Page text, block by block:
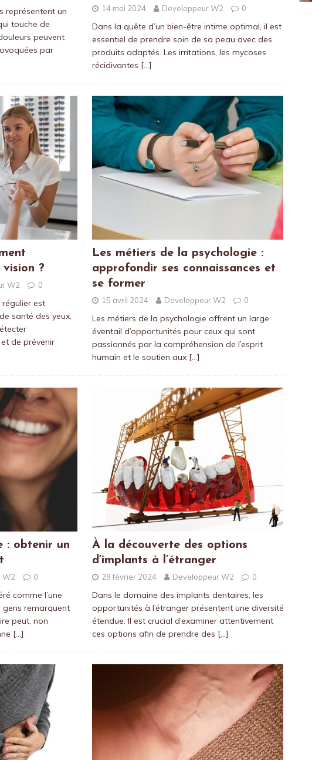
représentent un
touche de
peuvent
par
14 mai 2024 Developpeur W2 0
Dans la quête d’un bien-être intime optimal, il est
essentiel de prendre soin de sa peau avec des
produits adaptés. Les irritations, les mycoses
récidivantes […]
?
W2 0
est
santé des yeux.
de prévenir
Les métiers de la psychologie :
approfondir ses connaissances et
se former
15 avril 2024 Developpeur W2 0
Les métiers de la psychologie offrent un large
éventail d’opportunités pour ceux qui sont
passionnés par la compréhension de l’esprit
humain et le soutien aux […]
: obtenir un
W2 0
comme l’une
gens remarquent
peut, non
[…]
À la découverte des options
d’implants à l’étranger
29 février 2024 Developpeur W2 0
Dans le domaine des implants dentaires, les
opportunités à l’étranger présentent une diversité
étendue. Il est crucial d’examiner attentivement
ces options afin de prendre des […]